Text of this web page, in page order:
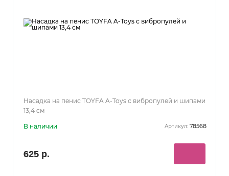
Насадка на пенис TOYFA A-Toys с вибропулей и шипами
13,4 см
В наличии Артикул: 78568
625 р.